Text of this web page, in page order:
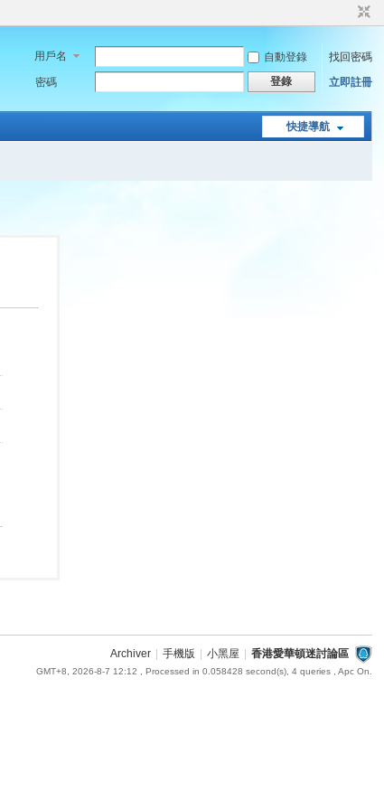
用戶名 自動登錄
找回密碼
密碼
登錄 立即註冊
快捷導航
Archiver 手機版 小黑屋 香港愛華頓迷討論區
GMT+8, 2026-8-7 12:12 , Processed in 0.058428 second(s), 4 queries , Apc On.